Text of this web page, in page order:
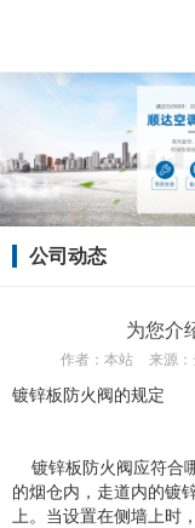
公司动态
为您介
作者： 本站 来源：
镀锌板防火阀的规定
镀锌板防火阀应符合
的烟仓内，走道内的镀
上。当设置在侧墙上时